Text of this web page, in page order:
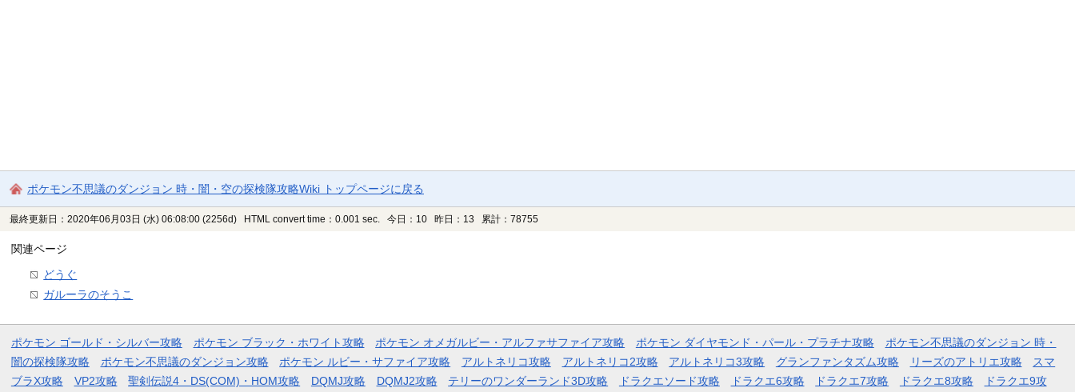
ポケモン不思議のダンジョン 時・闇・空の探検隊攻略Wiki トップページに戻る
最終更新日：2020年06月03日 (水) 06:08:00 (2256d) HTML convert time：0.001 sec. 今日：10 昨日：13 累計：78755
関連ページ
どうぐ
ガルーラのそうこ
ポケモン ゴールド・シルバー攻略 ポケモン ブラック・ホワイト攻略 ポケモン オメガルビー・アルファサファイア攻略 ポケモン ダイヤモンド・パール・プラチナ攻略
ポケモン不思議のダンジョン 時・
闇の探検隊攻略
ポケモン不思議のダンジョン攻略 ポケモン ルビー・サファイア攻略 アルトネリコ攻略 アルトネリコ2攻略 アルトネリコ3攻略 グランファンタズム攻略 リーズのアトリエ攻略
スマ
ブラX攻略
VP2攻略 聖剣伝説4・DS(COM)・HOM攻略 DQMJ攻略 DQMJ2攻略 テリーのワンダーランド3D攻略 ドラクエソード攻略 ドラクエ6攻略 ドラクエ7攻略 ドラクエ8攻略 ドラクエ9攻